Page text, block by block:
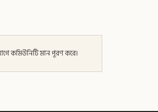
কমিউনিটি মান পূরণ করে।